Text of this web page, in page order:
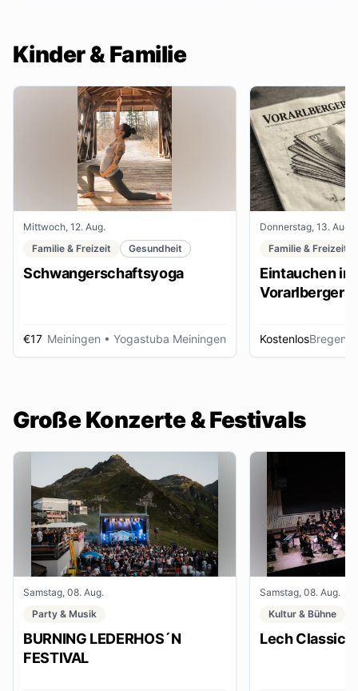
Kinder & Familie
Mittwoch, 12. Aug.
Familie & Freizeit
Gesundheit
Schwangerschaftsyoga
€17 Meiningen • Yogastuba Meiningen
Donnerstag, 13. Aug.
Familie & Freizeit
Eintauchen in
Vorarlberger
KostenlosBregenz
Große Konzerte & Festivals
Samstag, 08. Aug.
Party & Musik
BURNING LEDERHOS´N
FESTIVAL
Samstag, 08. Aug.
Kultur & Bühne
Lech Classic